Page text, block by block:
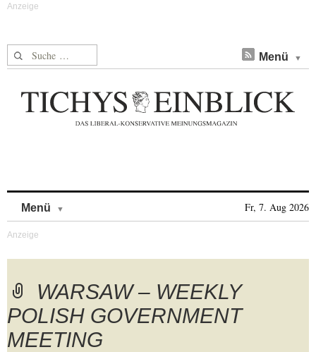
Suche nach: Menü
Menü Fr, 7. Aug 2026
WARSAW – WEEKLY
POLISH GOVERNMENT
MEETING